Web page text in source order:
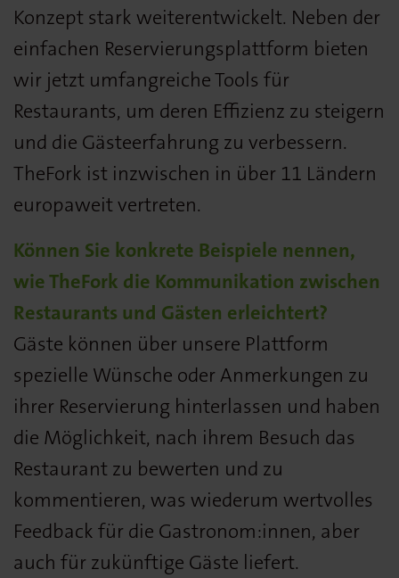
Konzept stark weiterentwickelt. Neben der
einfachen Reservierungsplattform bieten
wir jetzt umfangreiche Tools für
Restaurants, um deren Effizienz zu steigern
und die Gästeerfahrung zu verbessern.
TheFork ist inzwischen in über 11 Ländern
europaweit vertreten.
Können Sie konkrete Beispiele nennen,
wie TheFork die Kommunikation zwischen
Restaurants und Gästen erleichtert?
Gäste können über unsere Plattform
spezielle Wünsche oder Anmerkungen zu
ihrer Reservierung hinterlassen und haben
die Möglichkeit, nach ihrem Besuch das
Restaurant zu bewerten und zu
kommentieren, was wiederum wertvolles
Feedback für die Gastronom:innen, aber
auch für zukünftige Gäste liefert.